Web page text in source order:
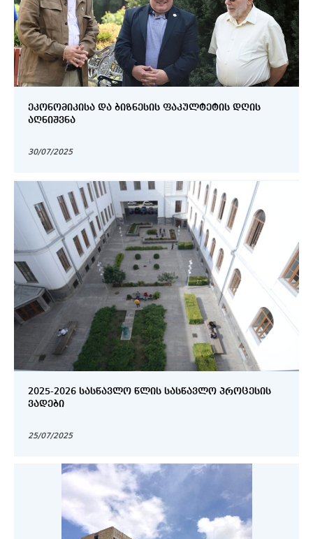
ᲔᲙᲝᲜᲝᲛᲘᲙᲘᲡᲐ ᲓᲐ ᲑᲘᲖᲜᲔᲡᲘᲡ ᲤᲐᲙᲣᲚᲢᲔᲢᲘᲡ ᲓᲦᲘᲡ
ᲐᲦᲜᲘᲨᲕᲜᲐ
30/07/2025
2025-2026 ᲡᲐᲡᲬᲐᲕᲚᲝ ᲬᲚᲘᲡ ᲡᲐᲡᲬᲐᲕᲚᲝ ᲞᲠᲝᲪᲔᲡᲘᲡ
ᲕᲐᲓᲔᲑᲘ
25/07/2025